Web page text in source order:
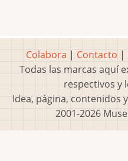
Colabora | Contacto |
Todas las marcas aquí
respectivos y
Idea, página, contenidos
2001-2026